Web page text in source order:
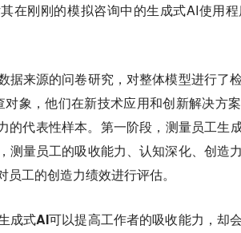
在刚刚的模拟咨询中的生成式AI使用
据来源的问卷研究，对整体模型进行了
象，他们在新技术应用和创新解决方
的代表性样本。第一阶段，测量员工生
测量员工的吸收能力、认知深化、创造
工的创造力绩效进行评估。
成式AI可以提高工作者的吸收能力，却